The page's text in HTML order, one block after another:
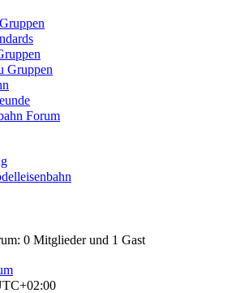
Gruppen
Forum
0 Mitglieder und 1 Gast